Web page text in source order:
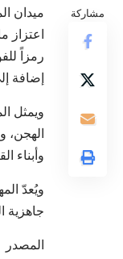
مشاركة
ميدان
اعتزاز
رمزاً
إضافة
ويمثل
الهجن،
وأبناء
ويُعدّ
جاهزية
المصدر